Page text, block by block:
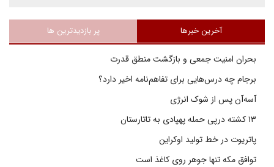
آخرین خبرها پر بازدیدترین ها
بحران امنیت جمعی و بازگشت منطق قدرت
برجام چه درس‌هایی برای تفاهم‌نامه اخیر دارد؟
آسه‌آن پس از شوک انرژی
پاتریوت در خط تولید اوکراین
توافق مکه تنها جوهر روی کاغذ است